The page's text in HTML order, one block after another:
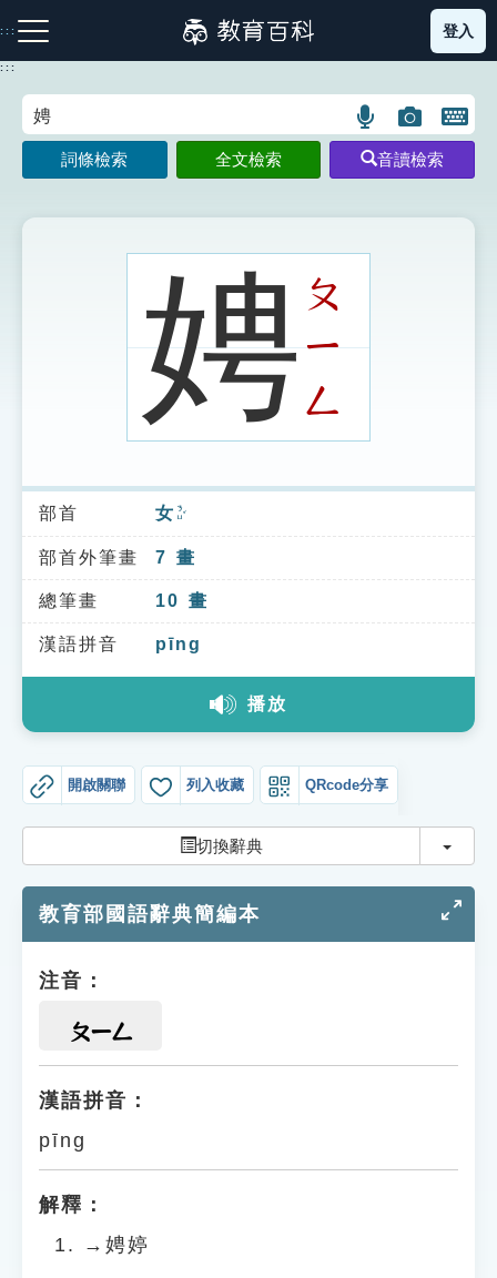
到
主
:::
注音索引圖示 筆畫索引圖示 部首索引表圖示
索引選單
知識索引
單字索引
生命大百科索引
教學應用
貓頭鷹博士
登入
:::
語
言
搜
示
圖
片
搜
開
鍵
圖
詞條檢索 全文檢索 音讀檢索
娉 ㄆ
ㄧ
ㄥ
部首 女 ㄋㄩˇ
部首外筆畫 7 畫
總筆畫 10 畫
漢語拼音 pīng
播放
開啟關聯 列入收藏 QRcode分享
切換辭典 切換
教育部國語辭典簡編本
注音：
ㄆㄧㄥ
漢語拼音：
pīng
解釋：
→娉婷